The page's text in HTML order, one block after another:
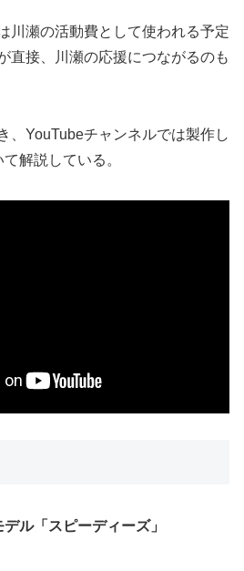
川瀬の活動費として使われる予定
直接、川瀬の応援につながるのも
、YouTubeチャンネルでは製作し
解説している。
ル「スピーディーズ」